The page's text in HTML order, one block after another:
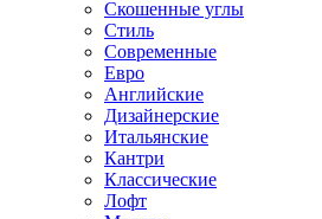
Скошенные углы
Стиль
Современные
Евро
Английские
Дизайнерские
Итальянские
Кантри
Классические
Лофт